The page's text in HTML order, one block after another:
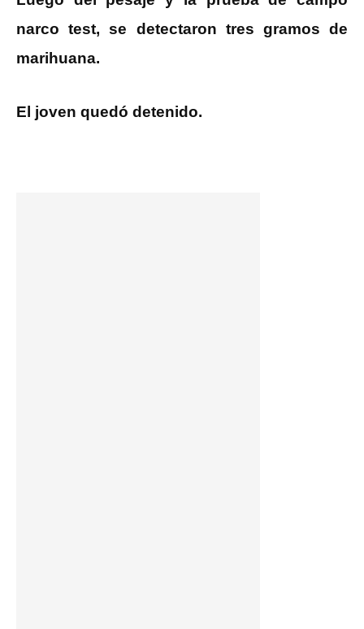
narco test, se detectaron tres gramos de
marihuana.
El joven quedó detenido.